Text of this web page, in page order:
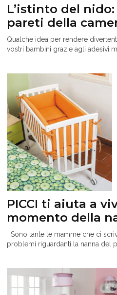
L’istinto del
pareti della
Qualche idea per rendere
vostri bambini grazie agli adesivi
PICCI ti aiuta a
momento della
Sono tante le mamme che ci
problemi riguardanti la nanna del